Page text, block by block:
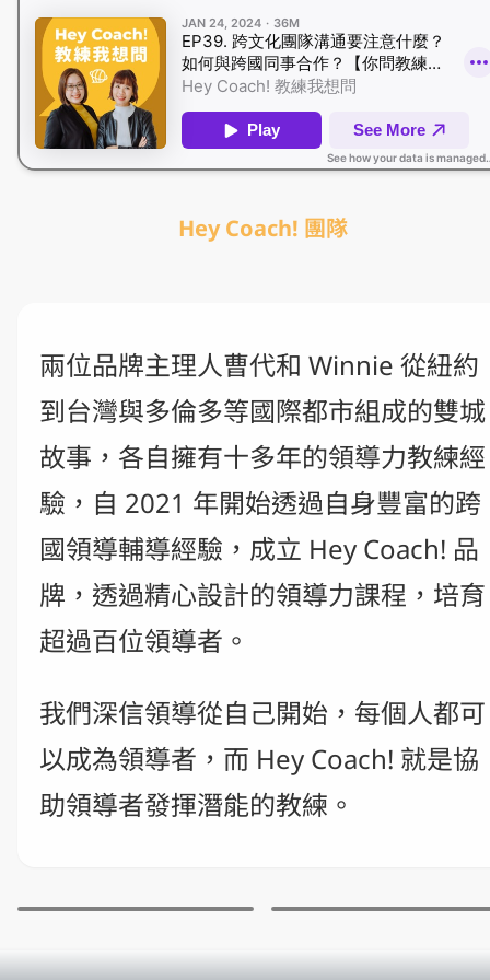
Hey Coach! 團隊
兩位品牌主理人曹代和 Winnie 從紐約
到台灣與多倫多等國際都市組成的雙城
故事，各自擁有十多年的領導力教練經
驗，自 2021 年開始透過自身豐富的跨
國領導輔導經驗，成立 Hey Coach! 品
牌，透過精心設計的領導力課程，培育
超過百位領導者。
我們深信領導從自己開始，每個人都可
以成為領導者，而 Hey Coach! 就是協
助領導者發揮潛能的教練。